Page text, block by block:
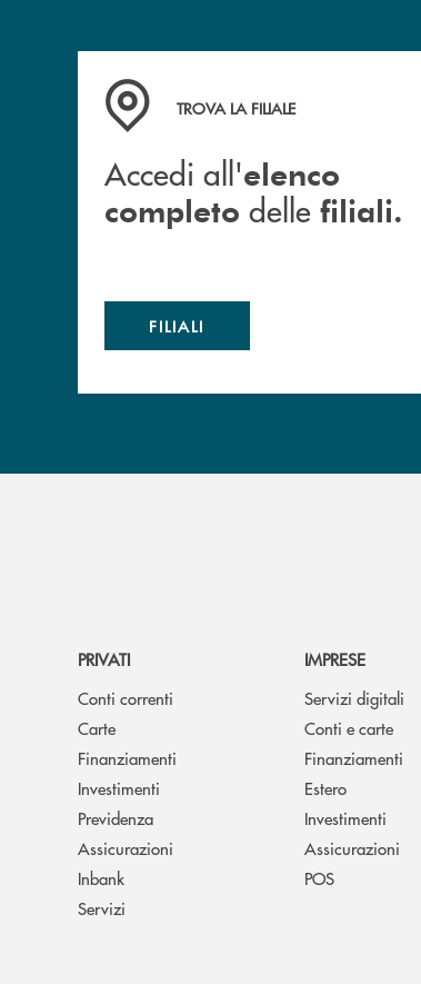
Accedi all' elenco completo delle filiali.
TROVA LA FILIALE
Accedi all'elenco
completo delle filiali.
FILIALI
PRIVATI
Conti correnti
Carte
Finanziamenti
Investimenti
Previdenza
Assicurazioni
Inbank
Servizi
IMPRESE
Servizi digitali
Conti e carte
Finanziamenti
Estero
Investimenti
Assicurazioni
POS